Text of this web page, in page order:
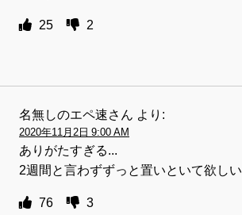
25 2
名無しのエペ速さん より:
2020年11月2日 9:00 AM
ありがたすぎる...
2週間と言わずずっと置いといて欲しい
76 3